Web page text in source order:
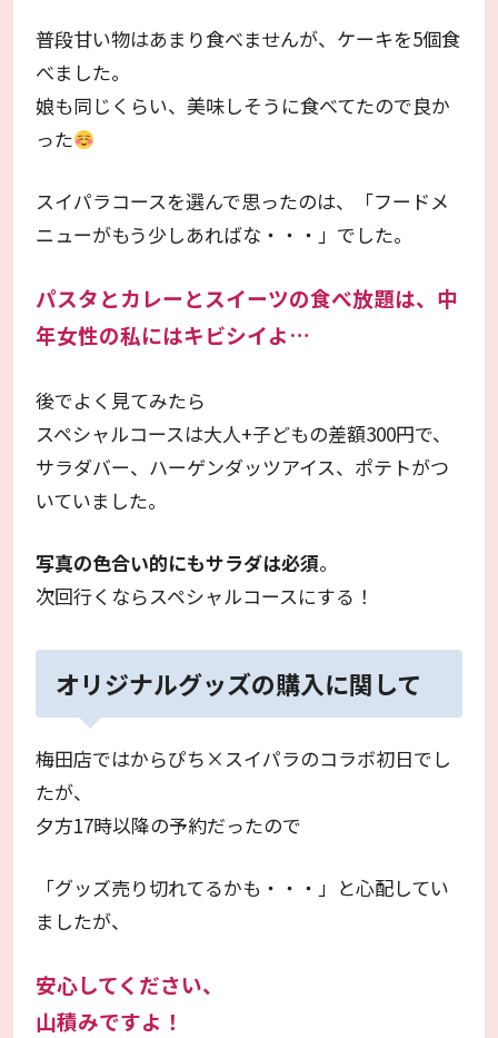
普段甘い物はあまり食べませんが、ケーキを5個食
べました。
娘も同じくらい、美味しそうに食べてたので良か
った
スイパラコースを選んで思ったのは、「フードメ
ニューがもう少しあればな・・・」でした。
パスタとカレーとスイーツの食べ放題は、中
年女性の私にはキビシイよ…
後でよく見てみたら
スペシャルコースは大人+子どもの差額300円で、
サラダバー、ハーゲンダッツアイス、ポテトがつ
いていました。
写真の色合い的にもサラダは必須。
次回行くならスペシャルコースにする！
オリジナルグッズの購入に関して
梅田店ではからぴち×スイパラのコラボ初日でし
たが、
夕方17時以降の予約だったので
「グッズ売り切れてるかも・・・」と心配してい
ましたが、
安心してください、
山積みですよ！